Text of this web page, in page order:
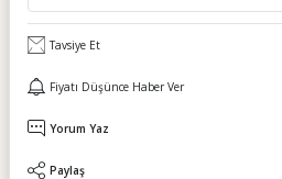
Tavsiye Et
Fiyatı Düşünce Haber Ver
Yorum Yaz
Paylaş